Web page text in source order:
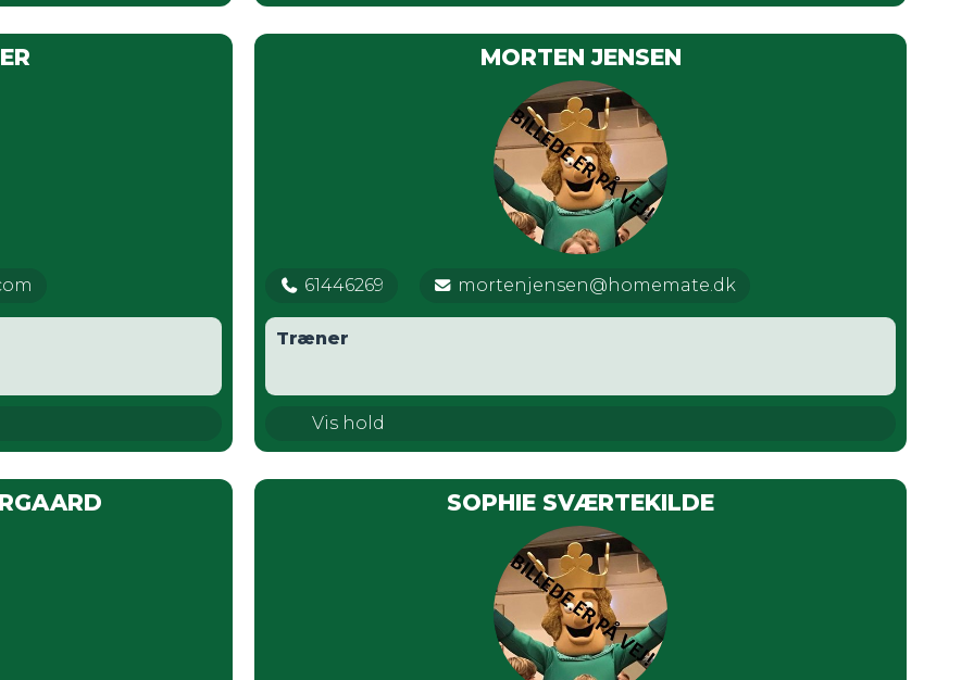
MORTEN JENSEN
61446269 mortenjensen@homemate.dk
Træner
Vis hold
U11 Drenge
SOPHIE SVÆRTEKILDE